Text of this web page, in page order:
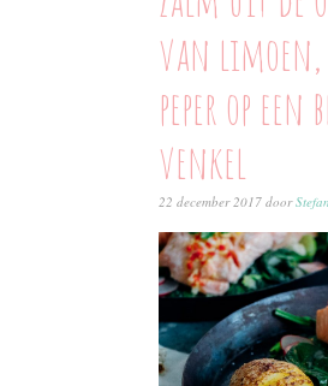
van
peper op
venkel
22 december 2017 door